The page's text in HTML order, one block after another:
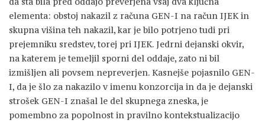
elementa: obstoj nakazil z računa GEN-I na račun IJEK in
skupna višina teh nakazil, kar je bilo potrjeno tudi pri
prejemniku sredstev, torej pri IJEK. Jedrni dejanski okvir,
na katerem je temeljil sporni del oddaje, zato ni bil
izmišljen ali povsem nepreverjen. Kasnejše pojasnilo GEN-
I, da je šlo za nakazilo v imenu konzorcija in da je dejanski
strošek GEN-I znašal le del skupnega zneska, je
pomembno za popolnost in pravilno kontekstualizacijo